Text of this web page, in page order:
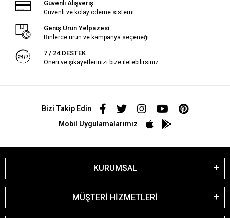
Güvenli Alışveriş
Güvenli ve kolay ödeme sistemi
Geniş Ürün Yelpazesi
Binlerce ürün ve kampanya seçeneği
7 / 24 DESTEK
Öneri ve şikayetlerinizi bize iletebilirsiniz.
Bizi Takip Edin
Mobil Uygulamalarımız
KURUMSAL
MÜŞTERİ HİZMETLERİ